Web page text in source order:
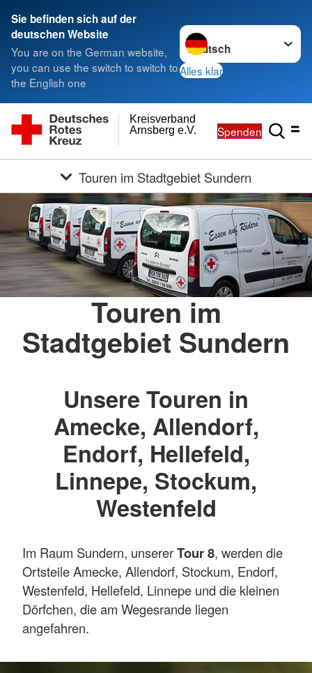
Sie befinden sich auf der
deutschen Website
You are on the German website,
you can use the switch to switch to
the English one
Sprache wechseln zu
Alles klar
Arnsberg e.V.
Kreisverband
Spenden
Touren im Stadtgebiet Sundern
Touren im
Stadtgebiet Sundern
Unsere Touren in
Amecke, Allendorf,
Endorf, Hellefeld,
Linnepe, Stockum,
Westenfeld
Im Raum Sundern, unsererTour 8, werden die
Ortsteile Amecke, Allendorf, Stockum, Endorf,
Westenfeld, Hellefeld, Linnepe und die kleinen
Dörfchen, die am Wegesrande liegen
angefahren.